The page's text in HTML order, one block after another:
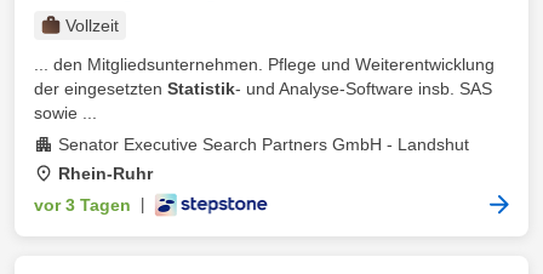
Vollzeit
... den Mitgliedsunternehmen. Pflege und Weiterentwicklung
der eingesetzten Statistik- und Analyse-Software insb. SAS
sowie ...
Senator Executive Search Partners GmbH - Landshut
Rhein-Ruhr
vor 3 Tagen